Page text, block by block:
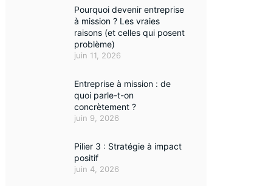
Pourquoi devenir entreprise
à mission ? Les vraies
raisons (et celles qui posent
problème)
juin 11, 2026
Entreprise à mission : de
quoi parle-t-on
concrètement ?
juin 9, 2026
Pilier 3 : Stratégie à impact
positif
juin 4, 2026